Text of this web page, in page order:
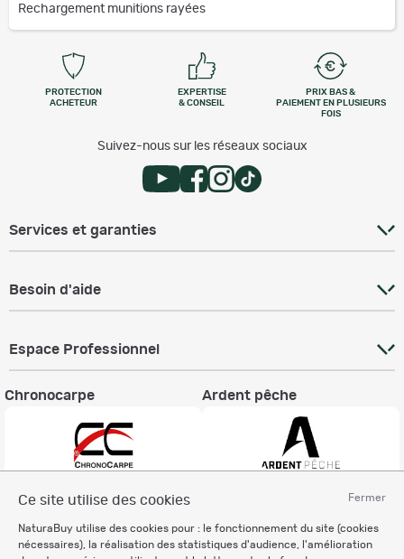
Fermer
Ce site utilise des cookies
NaturaBuy utilise des cookies pour : le fonctionnement du site (cookies
nécessaires), la réalisation des statistiques d'audience, l'amélioration
Rechargement munitions rayées
PROTECTION
ACHETEUR
EXPERTISE
& CONSEIL
PRIX BAS &
PAIEMENT EN PLUSIEURS
FOIS
Suivez-nous sur les réseaux sociaux
Services et garanties
Besoin d'aide
Espace Professionnel
Chronocarpe Ardent pêche
Charte éthique